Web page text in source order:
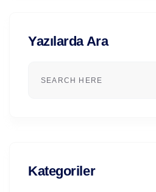
Yazılarda Ara
Kategoriler